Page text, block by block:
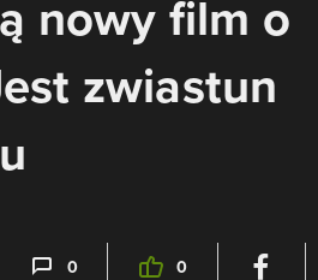
nowy film o
zwiastun
0 0